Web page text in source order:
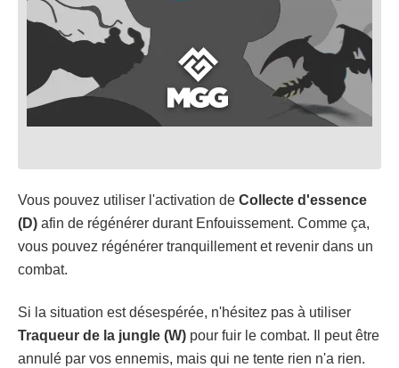
Vous pouvez utiliser l'activation de Collecte d'essence
(D) afin de régénérer durant Enfouissement. Comme ça,
vous pouvez régénérer tranquillement et revenir dans un
combat.
Si la situation est désespérée, n'hésitez pas à utiliser
Traqueur de la jungle (W) pour fuir le combat. Il peut être
annulé par vos ennemis, mais qui ne tente rien n'a rien.